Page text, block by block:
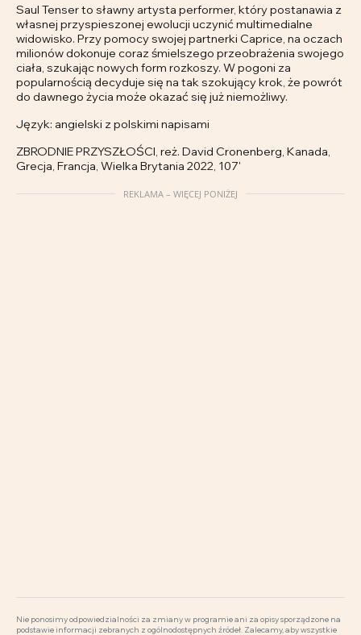
Saul Tenser to sławny artysta performer, który postanawia z
własnej przyspieszonej ewolucji uczynić multimedialne
widowisko. Przy pomocy swojej partnerki Caprice, na oczach
milionów dokonuje coraz śmielszego przeobrażenia swojego
ciała, szukając nowych form rozkoszy. W pogoni za
popularnością decyduje się na tak szokujący krok, że powrót
do dawnego życia może okazać się już niemożliwy.
Język: angielski z polskimi napisami
ZBRODNIE PRZYSZŁOŚCI, reż. David Cronenberg, Kanada,
Grecja, Francja, Wielka Brytania 2022, 107'
REKLAMA – WIĘCEJ PONIŻEJ
Nie ponosimy odpowiedzialności za zmiany w programie ani za opisy sporządzone na
podstawie informacji zebranych z ogólnodostępnych źródeł. Zalecamy, aby wszystkie